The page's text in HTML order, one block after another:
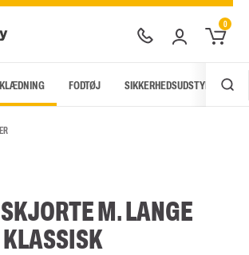
0
FODTØJ SIKKERHEDSUDSTYR
M. LANGE